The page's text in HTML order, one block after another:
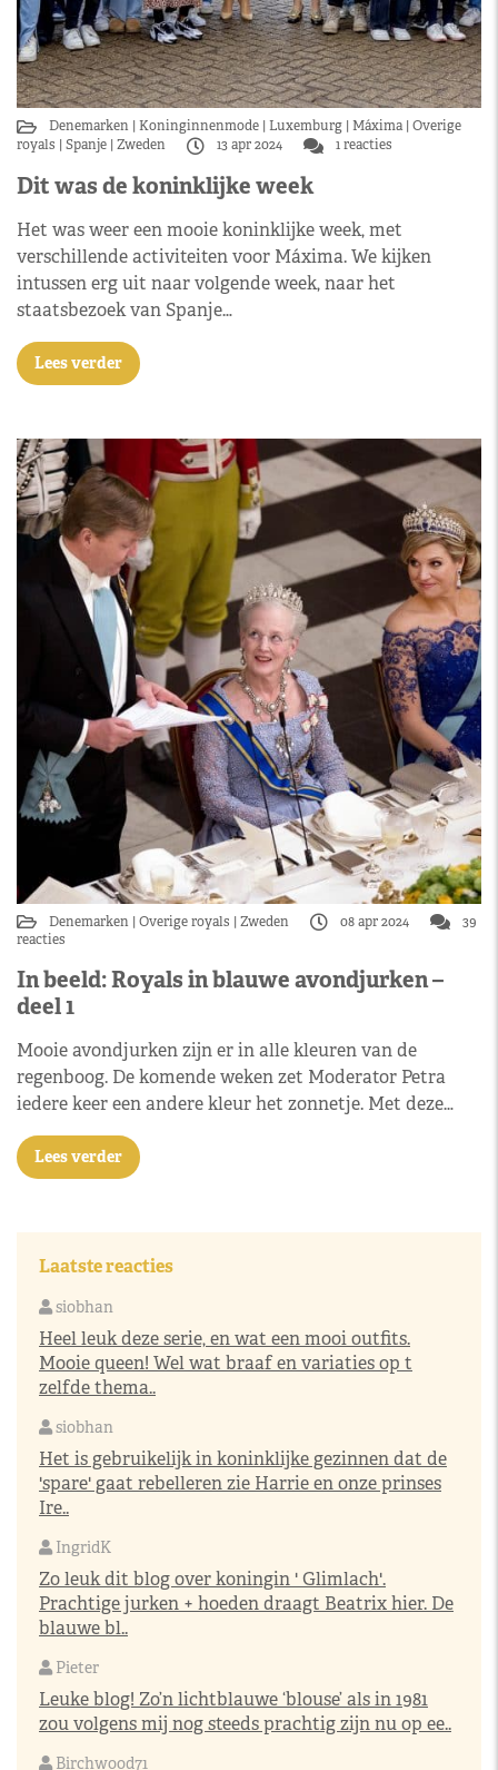
Denemarken Koninginnenmode Luxemburg Máxima Overige
royals
Spanje Zweden 13 apr 2024 1 reacties
Dit was de koninklijke week
Het was weer een mooie koninklijke week, met
verschillende activiteiten voor Máxima. We kijken
intussen erg uit naar volgende week, naar het
staatsbezoek van Spanje…
Lees verder
Denemarken Overige royals Zweden 08 apr 2024
39
reacties
In beeld: Royals in blauwe avondjurken –
deel 1
Mooie avondjurken zijn er in alle kleuren van de
regenboog. De komende weken zet Moderator Petra
iedere keer een andere kleur het zonnetje. Met deze…
Lees verder
Laatste reacties
siobhan
Heel leuk deze serie, en wat een mooi outfits.
Mooie queen! Wel wat braaf en variaties op t
zelfde thema..
siobhan
Het is gebruikelijk in koninklijke gezinnen dat de
'spare' gaat rebelleren zie Harrie en onze prinses
Ire..
IngridK
Zo leuk dit blog over koningin ' Glimlach'.
Prachtige jurken + hoeden draagt Beatrix hier. De
blauwe bl..
Pieter
Leuke blog! Zo’n lichtblauwe ‘blouse’ als in 1981
zou volgens mij nog steeds prachtig zijn nu op ee..
Birchwood71